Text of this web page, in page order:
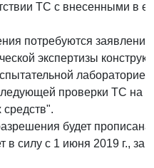
ТС с внесенными в
потребуются
экспертизы
проверки ТС на
будет
в силу с 1 июня 2019 г.,